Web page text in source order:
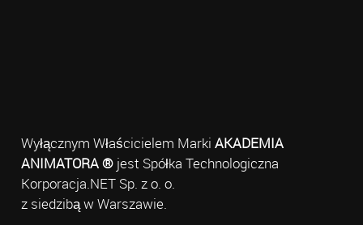
Wyłącznym Właścicielem Marki AKADEMIA
ANIMATORA ®jest Spółka Technologiczna
Korporacja.NET Sp. z o. o.
z siedzibą w Warszawie.